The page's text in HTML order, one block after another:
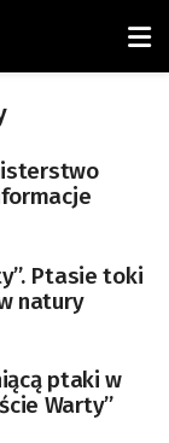
Ptasie toki
natury
ptaki w
Warty”